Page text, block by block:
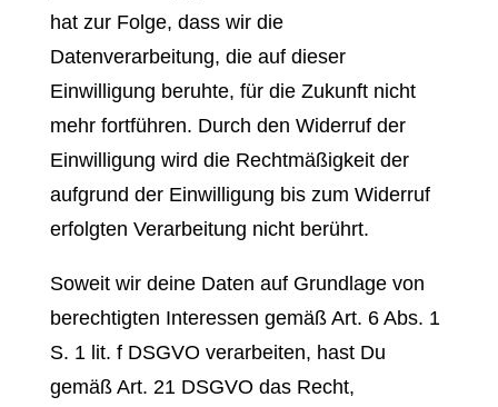
hat zur Folge, dass wir die
Datenverarbeitung, die auf dieser
Einwilligung beruhte, für die Zukunft nicht
mehr fortführen. Durch den Widerruf der
Einwilligung wird die Rechtmäßigkeit der
aufgrund der Einwilligung bis zum Widerruf
erfolgten Verarbeitung nicht berührt.
Soweit wir deine Daten auf Grundlage von
berechtigten Interessen gemäß Art. 6 Abs. 1
S. 1 lit. f DSGVO verarbeiten, hast Du
gemäß Art. 21 DSGVO das Recht,